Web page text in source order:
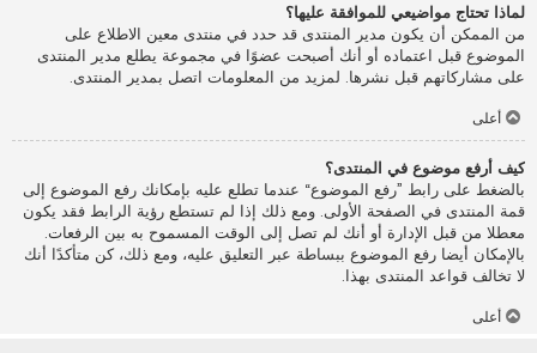
لماذا تحتاج مواضيعي للموافقة عليها؟
من الممكن أن يكون مدير المنتدى قد حدد في منتدى معين الاطلاع على
الموضوع قبل اعتماده أو أنك أصبحت عضوًا في مجموعة يطلع مدير المنتدى
على مشاركاتهم قبل نشرها. لمزيد من المعلومات اتصل بمدير المنتدى.
أعلى
كيف أرفع موضوع في المنتدى؟
بالضغط على رابط ”رفع الموضوع“ عندما تطلع عليه بإمكانك رفع الموضوع إلى
قمة المنتدى في الصفحة الأولى. ومع ذلك إذا لم تستطع رؤية الرابط فقد يكون
معطلا من قبل الإدارة أو أنك لم تصل إلى الوقت المسموح به بين الرفعات.
بالإمكان أيضا رفع الموضوع ببساطة عبر التعليق عليه، ومع ذلك، كن متأكدًا أنك
لا تخالف قواعد المنتدى بهذا.
أعلى